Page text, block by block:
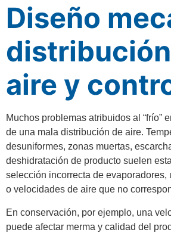
Diseño
aire y
Muchos problemas atribuidos al “frío”
de una mala distribución de aire.
desuniformes, zonas muertas,
deshidratación de producto suelen
selección incorrecta de evaporadores,
o velocidades de aire que no
En conservación, por ejemplo, una
puede afectar merma y calidad del